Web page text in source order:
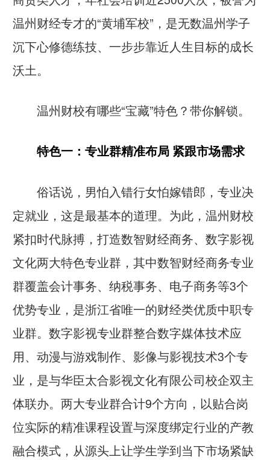
温州财经专才的“黄埔军校”，是无数温州学子
沉下心修德练技、一步步靠近人生目标的成长
沃土。
温州财校有哪些“宝藏”特色？带你解锁。
特色一：专业群精准布局 紧跟市场需求
俗话说，男怕入错行女怕嫁错郎，专业决
定就业，这是最基本的道理。为此，温州财校
紧扣时代脉搏，打造数智财经商务、数字影视
文化两大特色专业群，其中数智财经商务专业
群覆盖会计事务、纳税事务、电子商务等3个
优势专业，是浙江省唯一的财经类优质中职专
业群。数字影视专业群整合数字媒体技术应
用、动漫与游戏制作、影像与影视技术3个专
业，是与华臣太合影视文化有限公司校企双主
体联办。两大专业群合计9个方向，以贴合岗
位实际的精准课程设置与深度绑定行业的产教
融合模式，从源头上让学生学到当下市场紧缺